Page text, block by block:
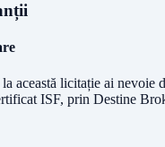
această licitație ai nevoie
ISF, prin Destine